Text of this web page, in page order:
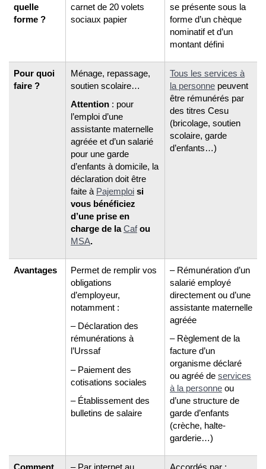
quelle
forme ?
carnet de 20 volets
sociaux papier
se présente sous la
forme d’un chèque
nominatif et d’un
montant défini
Pour quoi
faire ?
Ménage, repassage,
soutien scolaire…
Attention : pour
l’emploi d’une
assistante maternelle
agréée et d’un salarié
pour une garde
d’enfants à domicile, la
déclaration doit être
faite à Pajemploi si
vous bénéficiez
d’une prise en
charge de laCafou
MSA.
Tous les services à
la personne peuvent
être rémunérés par
des titres Cesu
(bricolage, soutien
scolaire, garde
d’enfants…)
Avantages
Permet de remplir vos
obligations
d’employeur,
notamment :
– Déclaration des
rémunérations à
l’Urssaf
– Paiement des
cotisations sociales
– Établissement des
bulletins de salaire
– Rémunération d’un
salarié employé
directement ou d’une
assistante maternelle
agréée
– Règlement de la
facture d’un
organisme déclaré
ou agréé de services
à la personne ou
d’une structure de
garde d’enfants
(crèche, halte-
garderie…)
Comment – Par internet au Accordés par :